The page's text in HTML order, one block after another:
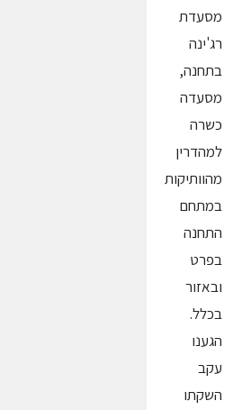
מסעדת
רג'ינה
בתחנה,
מסעדה
כשרה
למהדרין
מהוותיקות
במתחם
התחנה
בפרט
ובאזור
בכלל.
הגענו
עקב
השקתו